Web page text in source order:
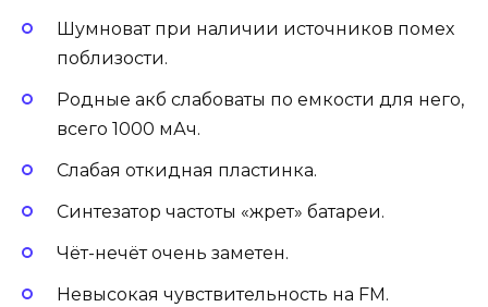
Шумноват при наличии источников помех
поблизости.
Родные акб слабоваты по емкости для него,
всего 1000 мАч.
Слабая откидная пластинка.
Синтезатор частоты «жрет» батареи.
Чёт-нечёт очень заметен.
Невысокая чувствительность на FM.